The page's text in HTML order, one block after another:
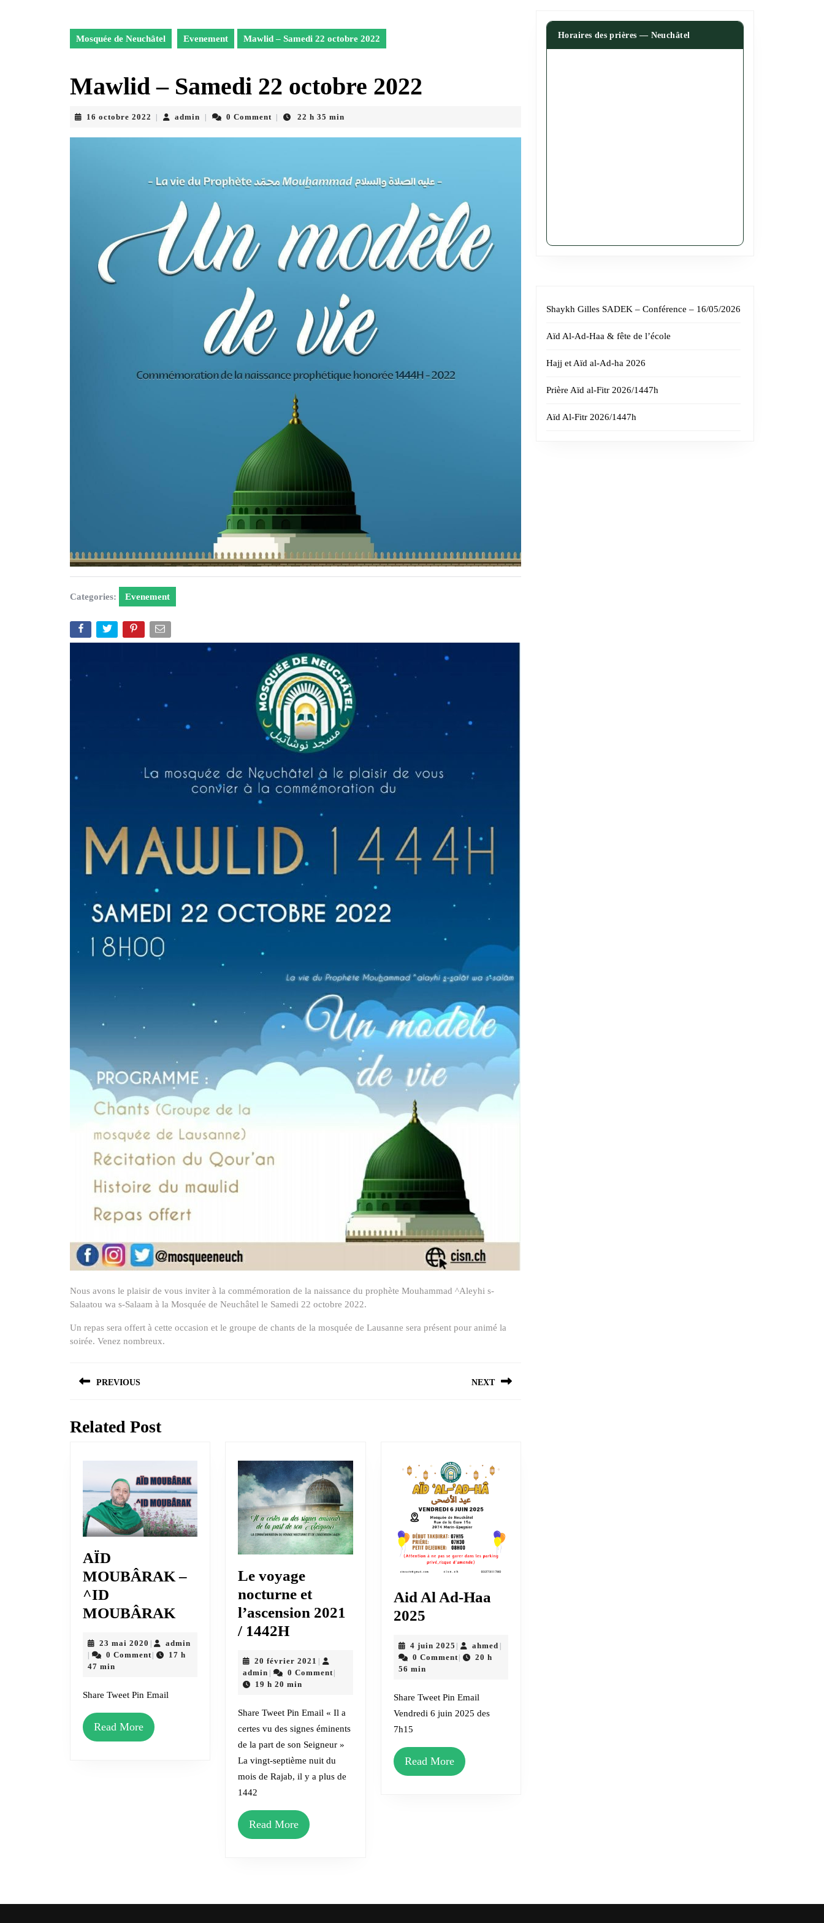
Mosquée de Neuchâtel Evenement Mawlid – Samedi 22 octobre 2022
Mawlid – Samedi 22 octobre 2022
16 octobre 2022 16
2022
admin admin 0 Comment 22 h 35 min
Categories: Evenement
Nous avons le plaisir de vous inviter à la commémoration de la naissance du prophète Mouhammad ^Aleyhi s-
Salaatou wa s-Salaam à la Mosquée de Neuchâtel le Samedi 22 octobre 2022.
Un repas sera offert à cette occasion et le groupe de chants de la mosquée de Lausanne sera présent pour animé la
soirée. Venez nombreux.
de
l’article
PREVIOUS NEXT
Related Post
AÏD
MOUBÂRAK –
^ID
MOUBÂRAK
MOUBÂRAK
–
MOUBÂRAK
23 mai 2020 23
mai
| admin
| 0 Comment |
17 h
47 min
Share Tweet Pin Email
Read MoreRead
More
Le voyage
nocturne et
l’ascension 2021
/ 1442HLe
nocturne
et
2021
/
1442H
20 février 2021 20
février
admin admin0 Comment
19 h 20 min
Share Tweet Pin Email « Il a
certes vu des signes éminents
de la part de son Seigneur »
La vingt-septième nuit du
mois de Rajab, il y a plus de
1442
Read MoreRead
More
Aid Al Ad-Haa
2025Aid
Ad-
Haa
4 juin 2025 4
juin
| ahmed ahmed
|
0 Comment |
20 h
56 min
Share Tweet Pin Email
Vendredi 6 juin 2025 des
7h15
Read MoreRead
More
Horaires des prières — Neuchâtel
Shaykh Gilles SADEK – Conférence – 16/05/2026
Aïd Al-Ad-Haa & fête de l’école
Hajj et Aïd al-Ad-ha 2026
Prière Aïd al-Fitr 2026/1447h
Aïd Al-Fitr 2026/1447h